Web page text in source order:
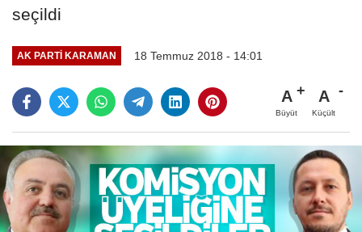
seçildi
AK PARTI KARAMAN 18 Temmuz 2018 - 14:01
A
Büyüt
A
Küçült